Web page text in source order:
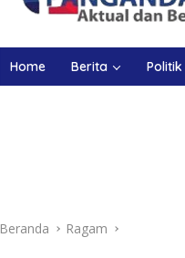
Home Berita Politik
Beranda Ragam